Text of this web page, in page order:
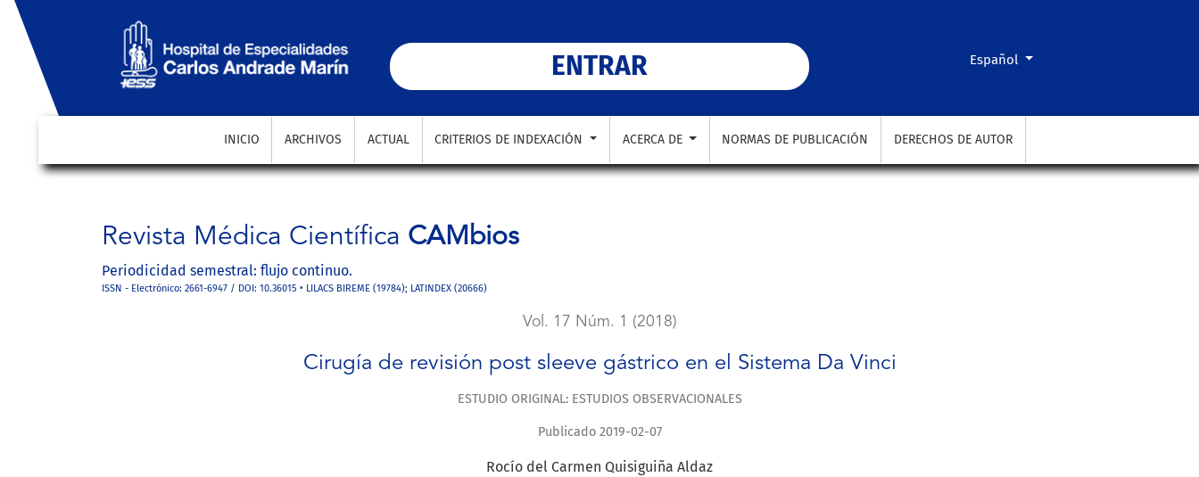
Cambiar el idioma. El actual es:
Español
ENTRAR
INICIO ARCHIVOS ACTUAL CRITERIOS DE INDEXACIÓN ACERCA DE NORMAS DE PUBLICACIÓN DERECHOS DE AUTOR
Revista Médica Científica CAMbios
Periodicidad semestral: flujo continuo.
ISSN - Electrónico: 2661-6947 / DOI: 10.36015 • LILACS BIREME (19784); LATINDEX (20666)
Vol. 17 Núm. 1 (2018)
Cirugía de revisión post sleeve gástrico en el Sistema Da Vinci
ESTUDIO ORIGINAL: ESTUDIOS OBSERVACIONALES
Publicado 2019-02-07
Rocío del Carmen Quisiguiña Aldaz